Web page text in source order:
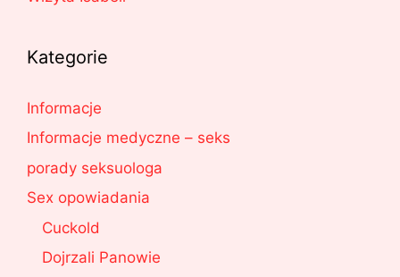
Kategorie
Informacje
Informacje medyczne – seks
porady seksuologa
Sex opowiadania
Cuckold
Dojrzali Panowie